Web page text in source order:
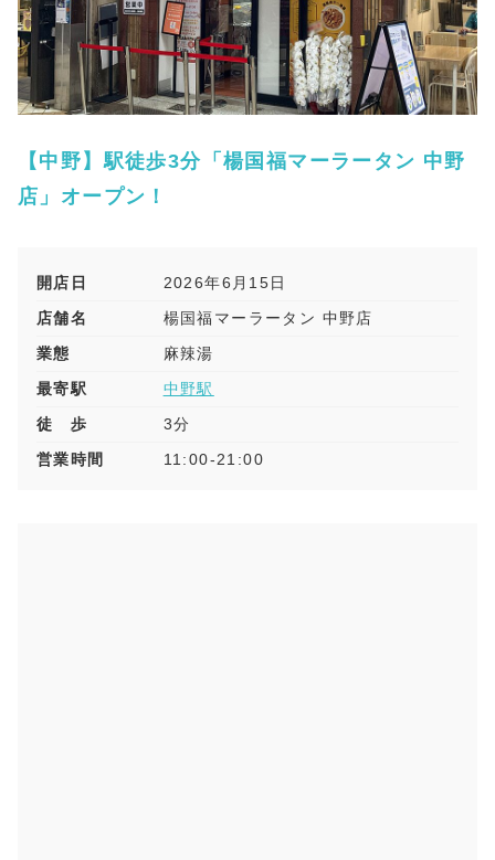
【中野】駅徒歩3分「楊国福マーラータン 中野
店」オープン！
開店日
2026年6月15日
店舗名
楊国福マーラータン 中野店
業態
麻辣湯
最寄駅
中野駅
徒 歩
3分
営業時間
11:00-21:00